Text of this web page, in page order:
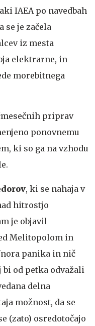
IAEA po navedbah
je začela
iz mesta
elektrarne, in
morebitnega
priprav
ponovnemu
ki so ga na vzhodu
, ki se nahaja v
hitrostjo
je objavil
Melitopolom in
panika in nič
bi od petka odvažali
delna
možnost, da se
(zato) osredotočajo